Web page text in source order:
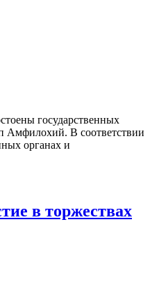
государственных
Амфилохий. В соответствии
органах и
в торжествах